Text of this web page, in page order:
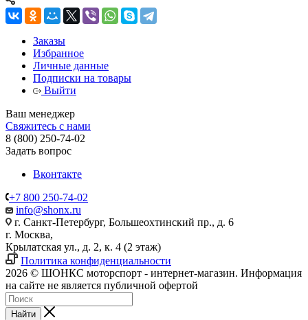
Заказы
Избранное
Личные данные
Подписки на товары
Выйти
Ваш менеджер
Свяжитесь с нами
8 (800) 250-74-02
Задать вопрос
Вконтакте
+7 800 250-74-02
info@shonx.ru
г. Санкт-Петербург, Большеохтинский пр., д. 6
г. Москва,
Крылатская ул., д. 2, к. 4 (2 этаж)
Политика конфиденциальности
2026 © ШОНКС моторспорт - интернет-магазин. Информация
на сайте не является публичной офертой
Найти